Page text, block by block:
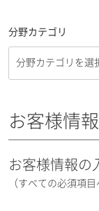
分野カテゴリ
お客様情報
お客様情報の
（すべての必須項